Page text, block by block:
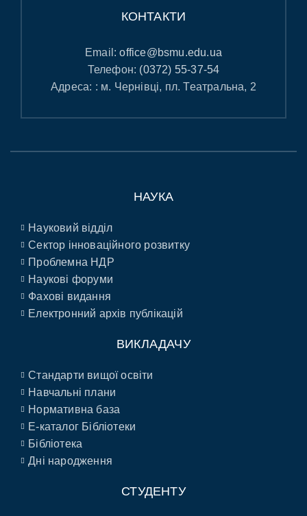
КОНТАКТИ
Email:office@bsmu.edu.ua
Телефон: (0372) 55-37-54
Адреса: : м. Чернівці, пл. Театральна, 2
НАУКА
Науковий відділ
Сектор інноваційного розвитку
Проблемна НДР
Наукові форуми
Фахові видання
Електронний архів публікацій
ВИКЛАДАЧУ
Стандарти вищої освіти
Навчальні плани
Нормативна база
E-каталог Бібліотеки
Бібліотека
Дні народження
СТУДЕНТУ